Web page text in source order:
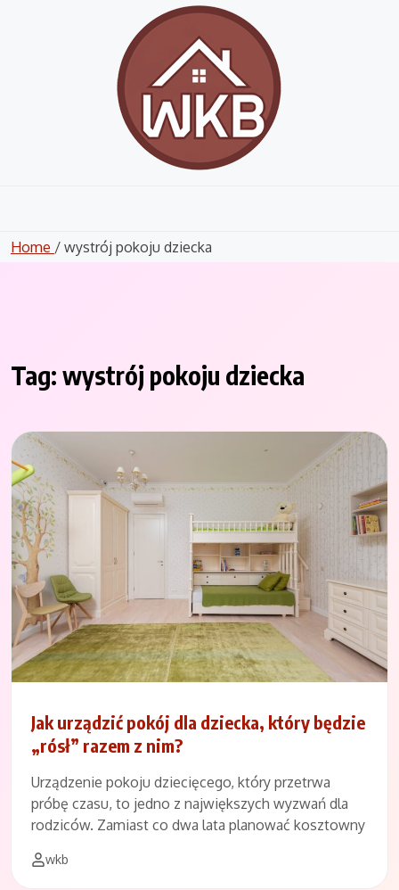
Home / wystrój pokoju dziecka
Tag: wystrój pokoju dziecka
Jak urządzić pokój dla dziecka, który będzie
„rósł” razem z nim?
Urządzenie pokoju dziecięcego, który przetrwa
próbę czasu, to jedno z największych wyzwań dla
rodziców. Zamiast co dwa lata planować kosztowny
wkb